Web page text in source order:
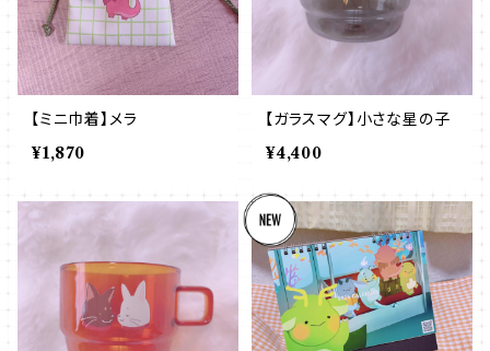
【ミニ巾着】メラ
¥1,870
【ガラスマグ】小さな星の子
¥4,400